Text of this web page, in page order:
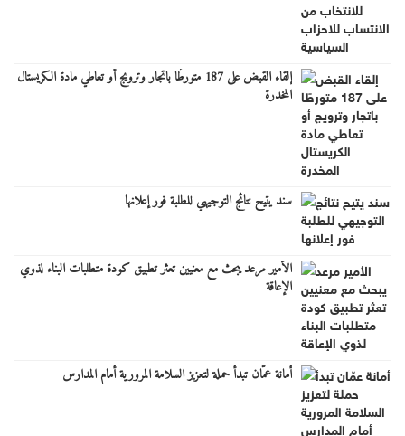
إلقاء القبض على 187 متورطًا باتجار وترويج أو تعاطي مادة الكريستال
المخدرة
سند يتيح نتائج التوجيهي للطلبة فور إعلانها
الأمير مرعد يبحث مع معنيين تعثر تطبيق كودة متطلبات البناء لذوي
الإعاقة
أمانة عمّان تبدأ حملة لتعزيز السلامة المرورية أمام المدارس